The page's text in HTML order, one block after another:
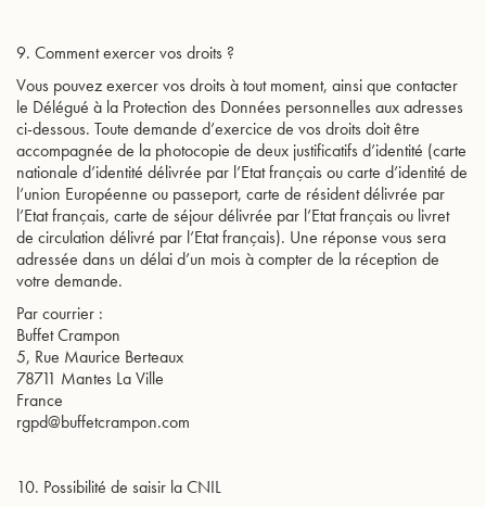
9. Comment exercer vos droits ?
Vous pouvez exercer vos droits à tout moment, ainsi que contacter
le Délégué à la Protection des Données personnelles aux adresses
ci-dessous. Toute demande d’exercice de vos droits doit être
accompagnée de la photocopie de deux justificatifs d’identité (carte
nationale d’identité délivrée par l’Etat français ou carte d’identité de
l’union Européenne ou passeport, carte de résident délivrée par
l’Etat français, carte de séjour délivrée par l’Etat français ou livret
de circulation délivré par l’Etat français). Une réponse vous sera
adressée dans un délai d’un mois à compter de la réception de
votre demande.
Par courrier :
Buffet Crampon
5, Rue Maurice Berteaux
78711 Mantes La Ville
France
rgpd@buffetcrampon.com
10. Possibilité de saisir la CNIL